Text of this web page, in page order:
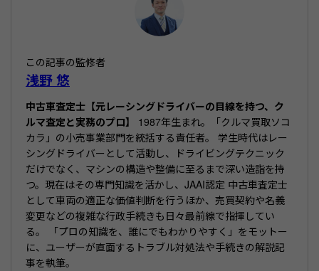
この記事の監修者
浅野 悠
中古車査定士【元レーシングドライバーの目線を持つ、ク
ルマ査定と実務のプロ】
1987年生まれ。「クルマ買取ソコ
カラ」の小売事業部門を統括する責任者。 学生時代はレー
シングドライバーとして活動し、ドライビングテクニック
だけでなく、マシンの構造や整備に至るまで深い造詣を持
つ。現在はその専門知識を活かし、JAAI認定 中古車査定士
として車両の適正な価値判断を行うほか、売買契約や名義
変更などの複雑な行政手続きも日々最前線で指揮してい
る。 「プロの知識を、誰にでもわかりやすく」をモットー
に、ユーザーが直面するトラブル対処法や手続きの解説記
事を執筆。